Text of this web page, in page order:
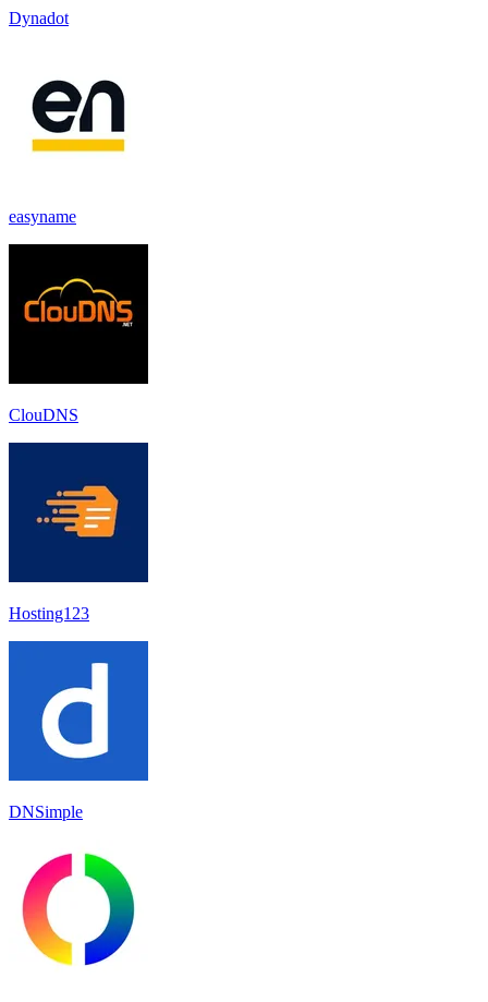
Dynadot
easyname
ClouDNS
Hosting123
DNSimple